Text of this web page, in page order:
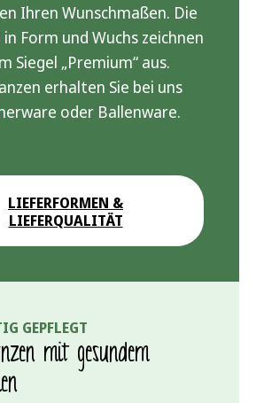
Ihren Wunschmaßen. Die
Form und Wuchs zeichnen
Siegel „Premium“ aus.
erhalten Sie bei uns
oder Ballenware.
LIEFERFORMEN &
LIEFERQUALITÄT
GEPFLEGT
mit gesundem